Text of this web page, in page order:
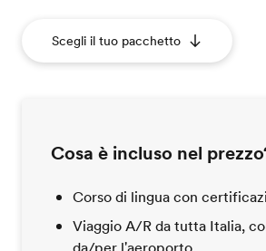
Scegli il tuo pacchetto
Cosa è incluso nel
Corso di lingua con
Viaggio A/R da tutta Italia,
da/per l'aeroporto